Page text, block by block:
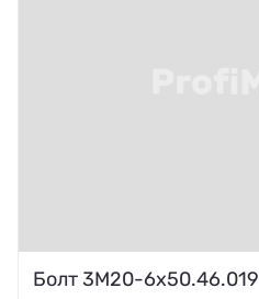
Болт 3М20-6х50.46.019